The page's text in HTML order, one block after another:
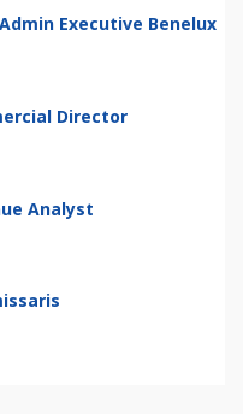
Executive Benelux
Director
Analyst